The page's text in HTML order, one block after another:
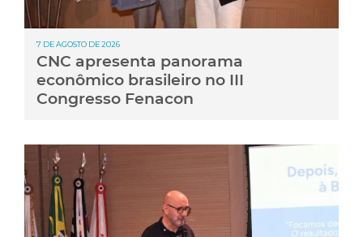
7 DE AGOSTO DE 2026
CNC apresenta panorama
econômico brasileiro no III
Congresso Fenacon